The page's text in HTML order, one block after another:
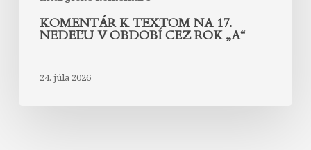
KOMENTÁR K TEXTOM NA 17.
NEDEĽU V OBDOBÍ CEZ ROK „A“
24. júla 2026